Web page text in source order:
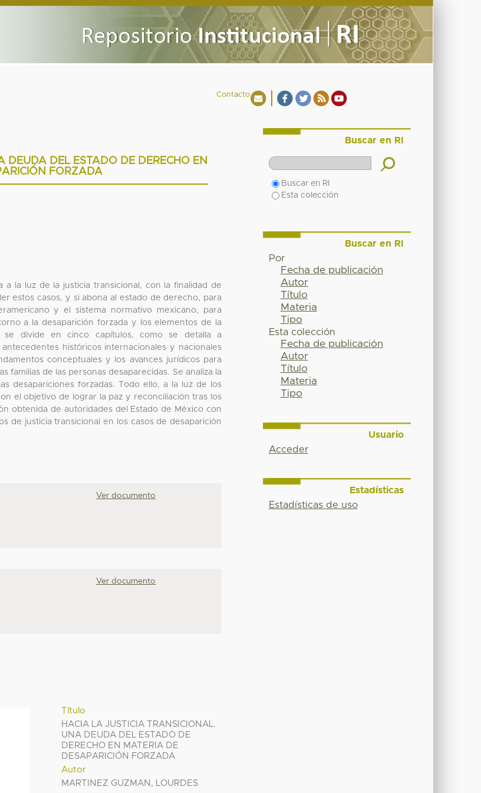
Contacto
DEL ESTADO DE DERECHO EN
FORZADA
la luz de la justicia transicional, con la finalidad de
estos casos, y si abona al estado de derecho, para
y el sistema normativo mexicano, para
a la desaparición forzada y los elementos de la
se divide en cinco capítulos, como se detalla a
históricos internacionales y nacionales
conceptuales y los avances jurídicos para
de las personas desaparecidas. Se analiza la
desapariciones forzadas. Todo ello, a la luz de los
el objetivo de lograr la paz y reconciliación tras los
obtenida de autoridades del Estado de México con
de justicia transicional en los casos de desaparición
Ver documento
Ver documento
Título
HACIA LA JUSTICIA TRANSICIONAL.
UNA DEUDA DEL ESTADO DE
DERECHO EN MATERIA DE
DESAPARICIÓN FORZADA
Autor
MARTINEZ GUZMAN, LOURDES
Buscar en RI
Buscar en RI
Esta colección
Buscar en RI
Por
Fecha de publicación
Autor
Título
Materia
Tipo
Esta colección
Fecha de publicación
Autor
Título
Materia
Tipo
Usuario
Acceder
Estadísticas
Estadísticas de uso